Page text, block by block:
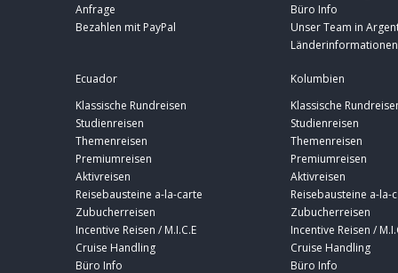
Anfrage
Bezahlen mit PayPal
Büro Info
Unser Team in
Länderinformationen
Ecuador
Klassische Rundreisen
Studienreisen
Themenreisen
Premiumreisen
Aktivreisen
Reisebausteine a-la-carte
Zubucherreisen
Incentive Reisen / M.I.C.E
Cruise Handling
Büro Info
Kolumbien
Klassische
Studienreisen
Themenreisen
Premiumreisen
Aktivreisen
Reisebausteine a-la-
Zubucherreisen
Incentive Reisen /
Cruise Handling
Büro Info